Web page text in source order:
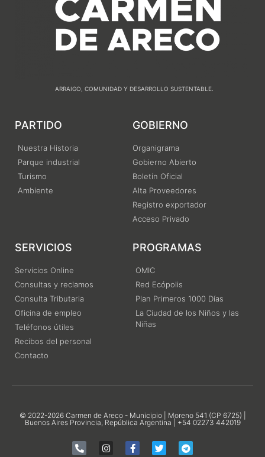
ARRAIGO, COMUNIDAD Y DESARROLLO SUSTENTABLE.
PARTIDO
Nuestra Historia
Parque industrial
Turismo
Ambiente
GOBIERNO
Organigrama
Gobierno Abierto
Boletín Oficial
Alta Proveedores
Registro exportador
Acceso Privado
SERVICIOS
Servicios Online
Consultas y reclamos
Consulta Tributaria
Oficina de empleo
Teléfonos útiles
Recibos del personal
Contacto
PROGRAMAS
OMIC
Red Ecópolis
Plan Primeros 1000 Días
La Ciudad de los Niños y las
Niñas
© 2022-2026 Carmen de Areco - Municipio | Moreno 541 (CP 6725) |
Buenos Aires Provincia, República Argentina | +54 02273 442019